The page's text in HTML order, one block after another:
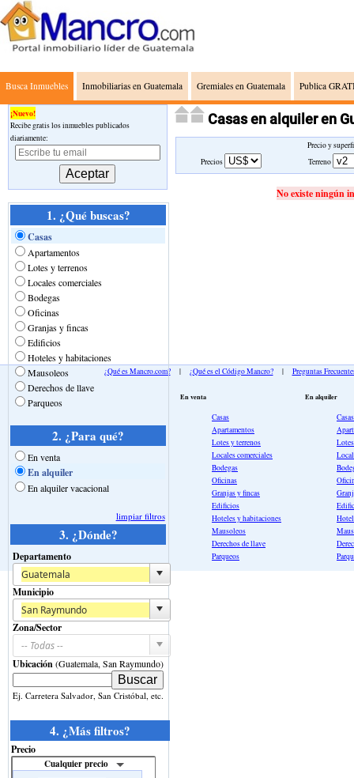
Busca Inmuebles Inmobiliarias en Guatemala Gremiales en Guatemala Publica
Casas en alquiler en
Precio y
Precios
Terreno
No existe ningún
¡Nuevo!
Recibe gratis los inmuebles publicados
diariamente:
1. ¿Qué buscas?
Casas
Apartamentos
Lotes y terrenos
Locales comerciales
Bodegas
Oficinas
Granjas y fincas
Edificios
Hoteles y habitaciones
Mausoleos
Derechos de llave
Parqueos
2. ¿Para qué?
En venta
En alquiler
En alquiler vacacional
limpiar filtros
3. ¿Dónde?
Departamento
Municipio
Zona/Sector
Ubicación(Guatemala, San Raymundo)
Ej. Carretera Salvador, San Cristóbal, etc.
4. ¿Más filtros?
Precio
Cualquier precio
¿Qué es Mancro.com?| ¿Qué es el Código Mancro?| Preguntas
En venta
Casas
Apartamentos
Lotes y terrenos
Locales comerciales
Bodegas
Oficinas
Granjas y fincas
Edificios
Hoteles y habitaciones
Mausoleos
Derechos de llave
Parqueos
En alquiler
Casas